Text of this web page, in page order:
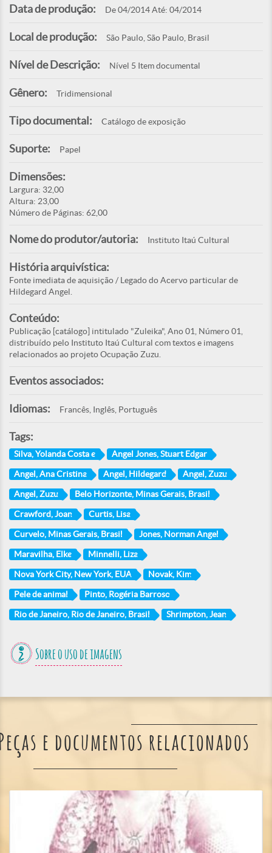
Data de produção: De 04/2014 Até: 04/2014
Local de produção: São Paulo, São Paulo, Brasil
Nível de Descrição: Nível 5 Item documental
Gênero: Tridimensional
Tipo documental: Catálogo de exposição
Suporte: Papel
Dimensões:
Largura: 32,00
Altura: 23,00
Número de Páginas: 62,00
Nome do produtor/autoria: Instituto Itaú Cultural
História arquivística:
Fonte imediata de aquisição / Legado do Acervo particular de
Hildegard Angel.
Conteúdo:
Publicação [catálogo] intitulado "Zuleika", Ano 01, Número 01,
distribuído pelo Instituto Itaú Cultural com textos e imagens
relacionados ao projeto Ocupação Zuzu.
Eventos associados:
Idiomas: Francês, Inglês, Português
Tags:
Silva, Yolanda Costa e Angel Jones, Stuart Edgar
Angel, Ana Cristina Angel, Hildegard Angel, Zuzu
Angel, Zuzu Belo Horizonte, Minas Gerais, Brasil
Crawford, Joan Curtis, Lisa
Curvelo, Minas Gerais, Brasil Jones, Norman Angel
Maravilha, Elke Minnelli, Liza
Nova York City, New York, EUA Novak, Kim
Pele de animal Pinto, Rogéria Barroso
Rio de Janeiro, Rio de Janeiro, Brasil Shrimpton, Jean
Sobre o uso de imagens
e documentos relacionados